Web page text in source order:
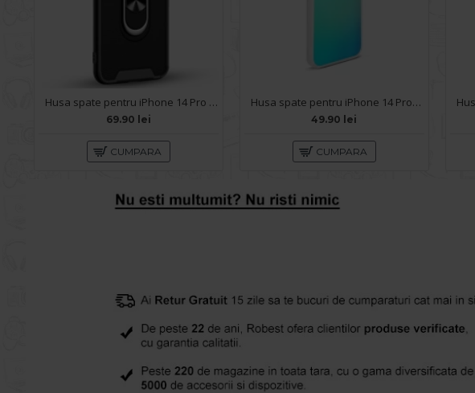
Husa spate pentru iPhone 14 Pro - Slide Case Negru
69.90 lei
CUMPARA
Husa spate pentru iPhone 14 Pro- IGLOO Case Multicolor
49.90 lei
CUMPARA